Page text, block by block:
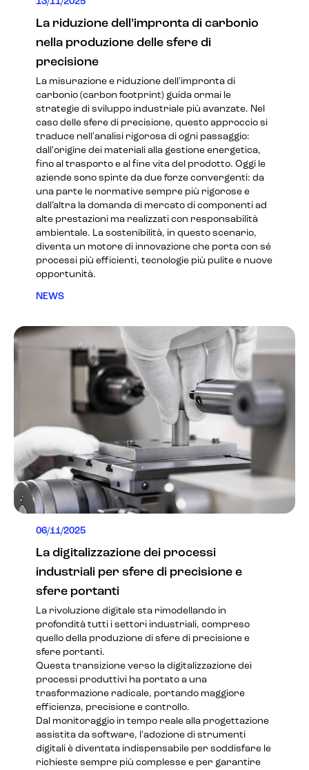
La riduzione dell’impronta di carbonio
nella produzione delle sfere di
precisione
La misurazione e riduzione dell'impronta di
carbonio (carbon footprint) guida ormai le
strategie di sviluppo industriale più avanzate. Nel
caso delle sfere di precisione, questo approccio si
traduce nell'analisi rigorosa di ogni passaggio:
dall'origine dei materiali alla gestione energetica,
fino al trasporto e al fine vita del prodotto. Oggi le
aziende sono spinte da due forze convergenti: da
una parte le normative sempre più rigorose e
dall’altra la domanda di mercato di componenti ad
alte prestazioni ma realizzati con responsabilità
ambientale. La sostenibilità, in questo scenario,
diventa un motore di innovazione che porta con sé
processi più efficienti, tecnologie più pulite e nuove
opportunità.
NEWS
06/11/2025
La digitalizzazione dei processi
industriali per sfere di precisione e
sfere portanti
La rivoluzione digitale sta rimodellando in
profondità tutti i settori industriali, compreso
quello della produzione di sfere di precisione e
sfere portanti.
Questa transizione verso la digitalizzazione dei
processi produttivi ha portato a una
trasformazione radicale, portando maggiore
efficienza, precisione e controllo.
Dal monitoraggio in tempo reale alla progettazione
assistita da software, l'adozione di strumenti
digitali è diventata indispensabile per soddisfare le
richieste sempre più complesse e per garantire